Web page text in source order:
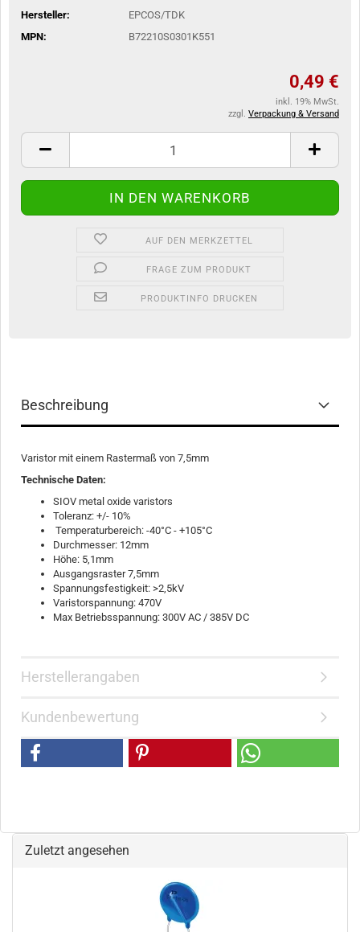
Hersteller:
EPCOS/TDK
MPN:
B72210S0301K551
0,49 €
inkl. 19% MwSt.
zzgl. Verpackung & Versand
AUF DEN MERKZETTEL
FRAGE ZUM PRODUKT
PRODUKTINFO DRUCKEN
Beschreibung
Varistor mit einem Rastermaß von 7,5mm
Technische Daten:
SIOV metal oxide varistors
Toleranz: +/- 10%
Temperaturbereich: -40°C - +105°C
Durchmesser: 12mm
Höhe: 5,1mm
Ausgangsraster 7,5mm
Spannungsfestigkeit: >2,5kV
Varistorspannung: 470V
Max Betriebsspannung: 300V AC / 385V DC
Herstellerangaben
Kundenbewertung
Zuletzt angesehen